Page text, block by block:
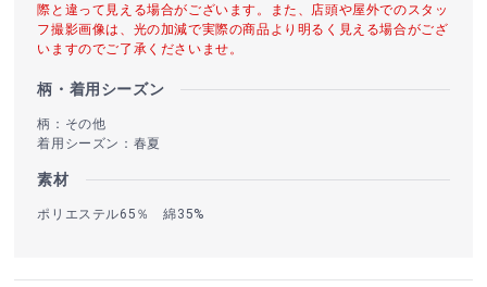
際と違って見える場合がございます。また、店頭や屋外でのスタッ
フ撮影画像は、光の加減で実際の商品より明るく見える場合がござ
いますのでご了承くださいませ。
柄・着用シーズン
柄：その他
着用シーズン：春夏
素材
ポリエステル65％ 綿35%